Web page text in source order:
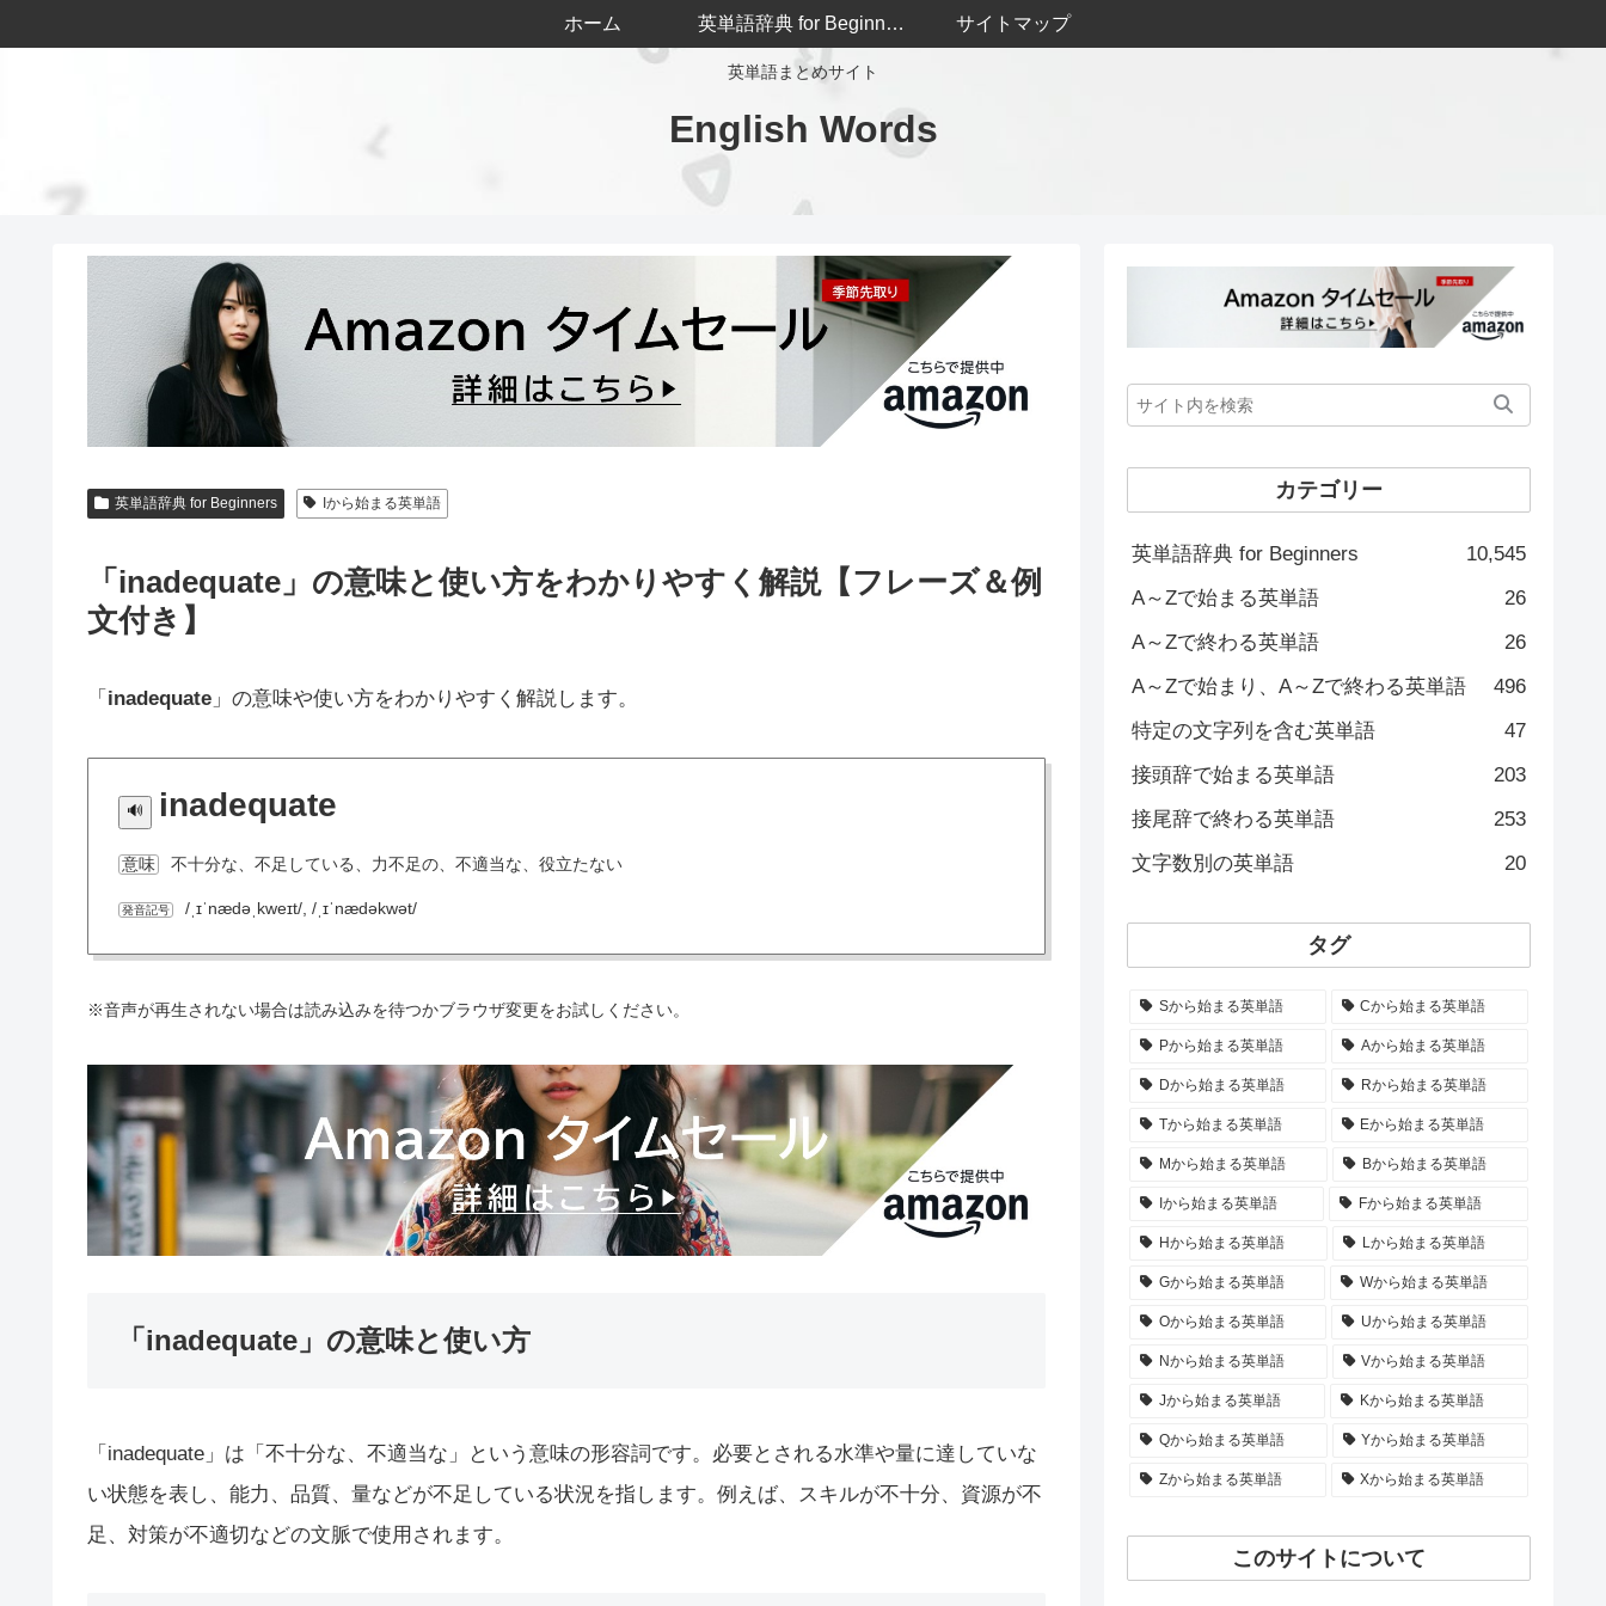
英単語まとめサイト
English Words
ホーム 英単語辞典 for Beginners サイトマップ
英単語辞典 for Beginners Iから始まる英単語
「inadequate」の意味と使い方をわかりやすく解説【フレーズ＆例
文付き】
「 inadequate 」の意味や使い方をわかりやすく解説します。
inadequate
意味 不十分な、不足している、力不足の、不適当な、役立たない
発音記号 /ˌɪˈnædəˌkweɪt/, /ˌɪˈnædəkwət/
※音声が再生されない場合は読み込みを待つかブラウザ変更をお試しください。
「inadequate」の意味と使い方
「inadequate」は「不十分な、不適当な」という意味の形容詞です。必要とされる水準や量に達していな
い状態を表し、能力、品質、量などが不足している状況を指します。例えば、スキルが不十分、資源が不
足、対策が不適切などの文脈で使用されます。
カテゴリー
英単語辞典 for Beginners
10,545
A～Zで始まる英単語
26
A～Zで終わる英単語
26
A～Zで始まり、A～Zで終わる英単語
496
特定の文字列を含む英単語
47
接頭辞で始まる英単語
203
接尾辞で終わる英単語
253
文字数別の英単語
20
タグ
Sから始まる英単語 Cから始まる英単語
Pから始まる英単語 Aから始まる英単語
Dから始まる英単語 Rから始まる英単語
Tから始まる英単語 Eから始まる英単語
Mから始まる英単語 Bから始まる英単語
Iから始まる英単語 Fから始まる英単語
Hから始まる英単語 Lから始まる英単語
Gから始まる英単語 Wから始まる英単語
Oから始まる英単語 Uから始まる英単語
Nから始まる英単語 Vから始まる英単語
Jから始まる英単語 Kから始まる英単語
Qから始まる英単語 Yから始まる英単語
Zから始まる英単語 Xから始まる英単語
このサイトについて